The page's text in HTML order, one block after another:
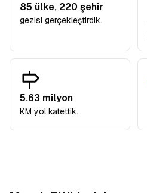
85 ülke, 220 şehir
gezisi gerçekleştirdik.
5.63 milyon
KM yol katettik.